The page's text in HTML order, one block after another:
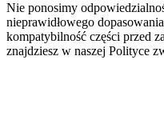
Nie ponosimy
nieprawidłowego
kompatybilność części przed
znajdziesz w naszej Polityce